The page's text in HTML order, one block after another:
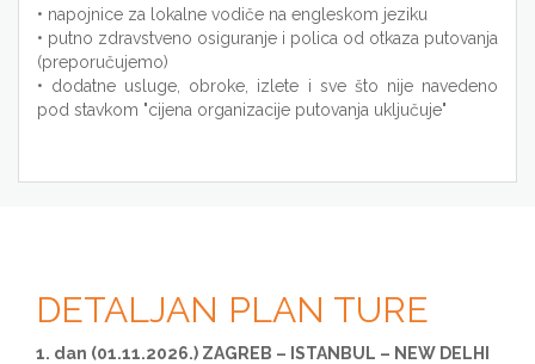
• napojnice za lokalne vodiče na engleskom jeziku
• putno zdravstveno osiguranje i polica od otkaza putovanja
(preporučujemo)
• dodatne usluge, obroke, izlete i sve što nije navedeno
pod stavkom "cijena organizacije putovanja uključuje"
DETALJAN PLAN TURE
1. dan (01.11.2026.) ZAGREB – ISTANBUL – NEW DELHI